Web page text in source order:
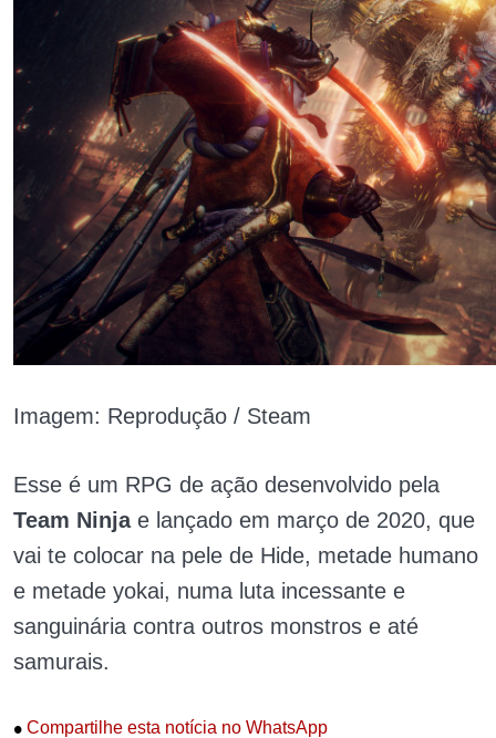
Imagem: Reprodução / Steam
Esse é um RPG de ação desenvolvido pela
Team Ninjae lançado em março de 2020, que
vai te colocar na pele de Hide, metade humano
e metade yokai, numa luta incessante e
sanguinária contra outros monstros e até
samurais.
• Compartilhe esta notícia no WhatsApp